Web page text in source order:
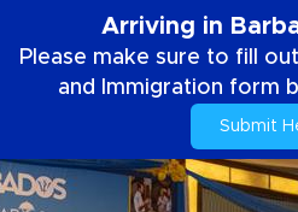
Arriving in
Please make sure to fill
and Immigration form
Submit